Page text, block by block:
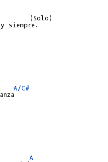
(Solo)
siempre.
A/C#
A